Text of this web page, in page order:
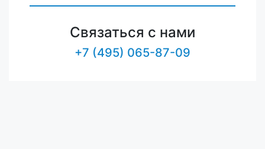
Связаться с нами
+7 (495) 065-87-09